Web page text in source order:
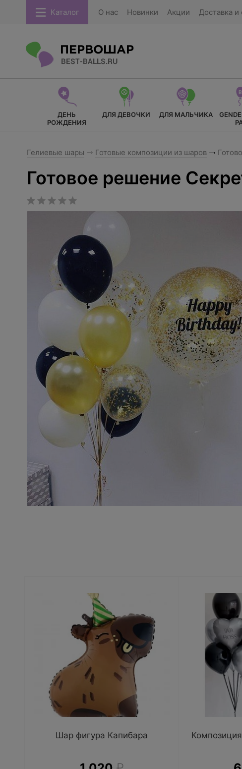
Каталог О нас Новинки Акции Доставка и
ДЕНЬ
РОЖДЕНИЯ
ДЛЯ ДЕВОЧКИ ДЛЯ МАЛЬЧИКА
Гелиевые шары Готовые композиции из шаров
Готовое решение
Шар фигура Капибара